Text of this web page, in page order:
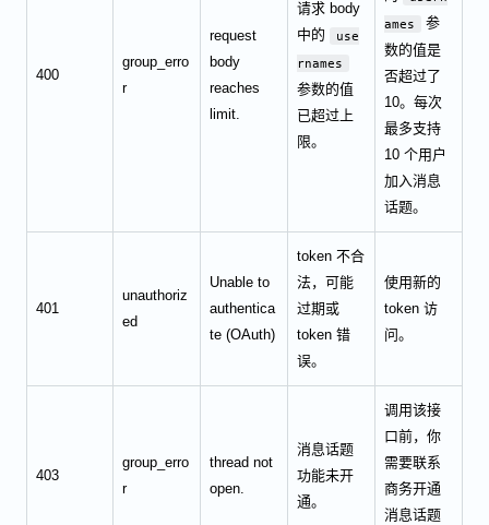
400
group_erro
r
request
body
reaches
limit.
请求 body
中的
use
rnames
参数的值
已超过上
限。
ames
参
数的值是
否超过了
10。每次
最多支持
10 个用户
加入消息
话题。
401
unauthoriz
ed
Unable to
authentica
te (OAuth)
token 不合
法，可能
过期或
token 错
误。
使用新的
token 访
问。
403
group_erro
r
thread not
open.
消息话题
功能未开
通。
调用该接
口前，你
需要联系
商务开通
消息话题